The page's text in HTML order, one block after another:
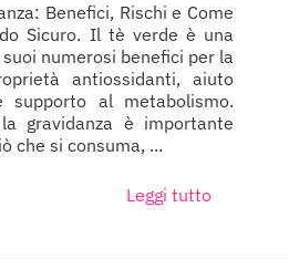
Benefici, Rischi e Come
Sicuro. Il tè verde è una
numerosi benefici per la
antiossidanti, aiuto
supporto al metabolismo.
gravidanza è importante
che si consuma, ...
Leggi tutto